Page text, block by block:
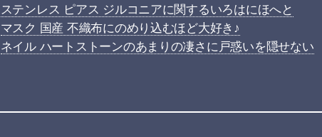
ステンレス ピアス ジルコニアに関するいろはにほへと
マスク 国産 不織布にのめり込むほど大好き♪
ネイル ハートストーンのあまりの凄さに戸惑いを隠せない